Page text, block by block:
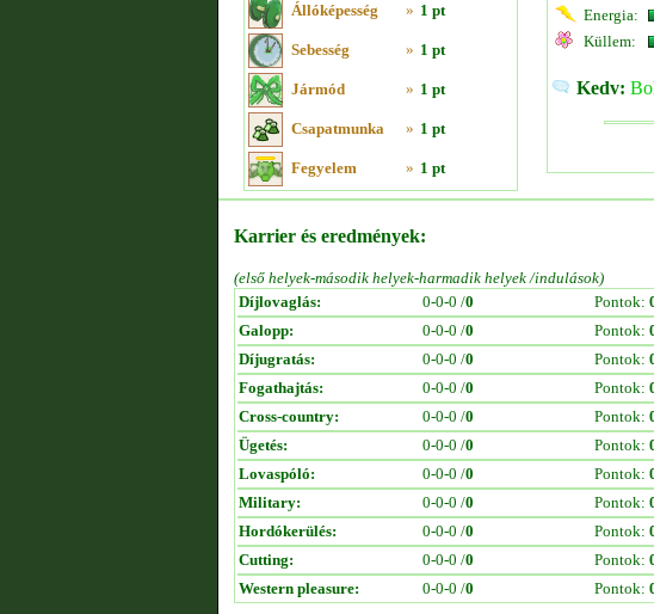
Állóképesség » 1 pt
Sebesség » 1 pt
Jármód » 1 pt
Csapatmunka » 1 pt
Fegyelem » 1 pt
Energia:
Küllem:
Kedv:
Karrier és eredmények:
(első helyek-második helyek-harmadik helyek /indulások)
Díjlovaglás:
0-0-0 /0 Pontok:
Galopp:
0-0-0 /0 Pontok:
Díjugratás:
0-0-0 /0 Pontok:
Fogathajtás:
0-0-0 /0 Pontok:
Cross-country:
0-0-0 /0 Pontok:
Ügetés:
0-0-0 /0 Pontok:
Lovaspóló:
0-0-0 /0 Pontok:
Military:
0-0-0 /0 Pontok:
Hordókerülés:
0-0-0 /0 Pontok:
Cutting:
0-0-0 /0 Pontok:
Western pleasure:
0-0-0 /0 Pontok: